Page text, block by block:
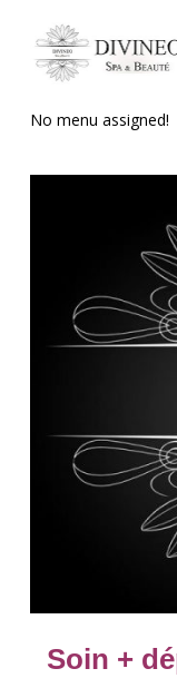
No menu assigned!
Soin +